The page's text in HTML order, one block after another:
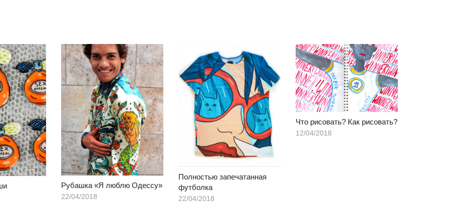
Рубашка «Я люблю Одессу»
22/04/2018
Полностью запечатанная
футболка
22/04/2018
Что рисовать? Как рисовать?
12/04/2018